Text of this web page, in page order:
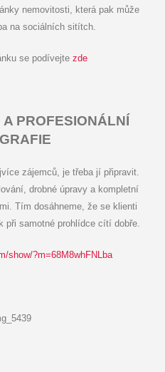
nemovitosti, která pak může
na sociálních sitítch.
se podívejte zde
PROFESIONÁLNÍ
zájemců, je třeba jí připravit.
drobné úpravy a kompletní
Tím dosáhneme, že se klienti
při samotné prohlídce cítí dobře.
show/?m=68M8whFNLba